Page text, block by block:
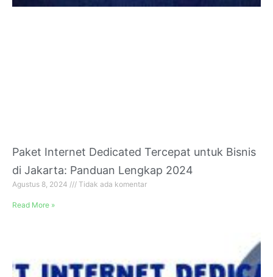
Paket Internet Dedicated Tercepat untuk Bisnis
di Jakarta: Panduan Lengkap 2024
Agustus 8, 2024 Tidak ada komentar
Read More »